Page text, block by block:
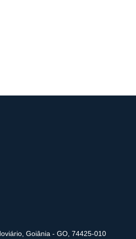
Goiânia - GO, 74425-010